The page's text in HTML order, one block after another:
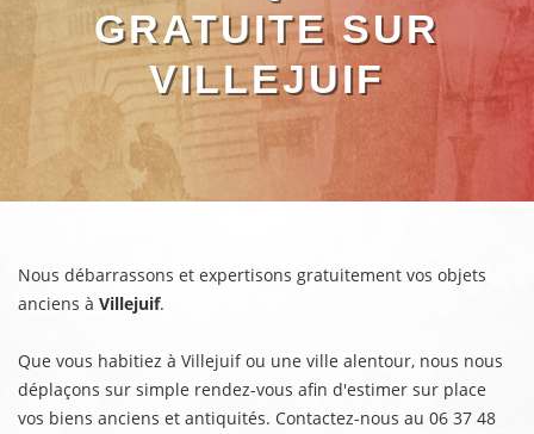
GRATUITE SUR
VILLEJUIF
Nous débarrassons et expertisons gratuitement vos objets
anciens à Villejuif.
Que vous habitiez à Villejuif ou une ville alentour, nous nous
déplaçons sur simple rendez-vous afin d'estimer sur place
vos biens anciens et antiquités. Contactez-nous au 06 37 48